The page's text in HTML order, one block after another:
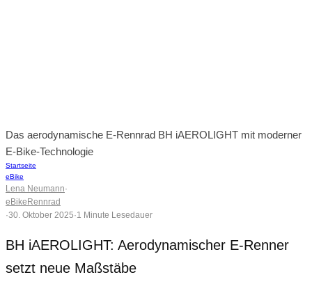
Das aerodynamische E-Rennrad BH iAEROLIGHT mit moderner
E-Bike-Technologie
Startseite
eBike
Lena Neumann·
eBike Rennrad
·30. Oktober 2025·1 Minute Lesedauer
BH iAEROLIGHT: Aerodynamischer E-Renner
setzt neue Maßstäbe